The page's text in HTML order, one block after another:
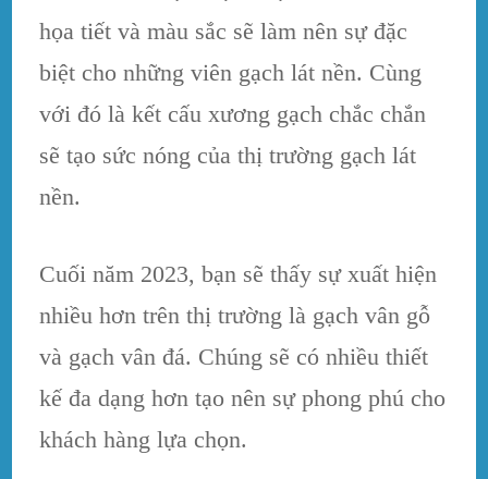
họa tiết và màu sắc sẽ làm nên sự đặc
biệt cho những viên gạch lát nền. Cùng
với đó là kết cấu xương gạch chắc chắn
sẽ tạo sức nóng của thị trường gạch lát
nền.
Cuối năm 2023, bạn sẽ thấy sự xuất hiện
nhiều hơn trên thị trường là gạch vân gỗ
và gạch vân đá. Chúng sẽ có nhiều thiết
kế đa dạng hơn tạo nên sự phong phú cho
khách hàng lựa chọn.